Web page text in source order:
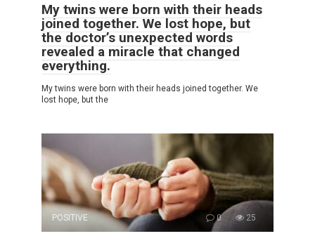
My twins were born with their heads
joined together. We lost hope, but
the doctor’s unexpected words
revealed a miracle that changed
everything.
My twins were born with their heads joined together. We
lost hope, but the
POSITIVE 0 25